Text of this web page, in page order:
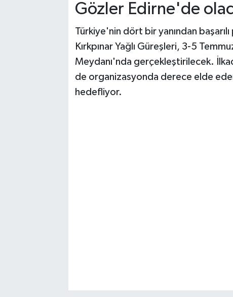
Gözler Edirne'de
Türkiye'nin dört bir yanından
Kırkpınar Yağlı Güreşleri, 3-5
Meydanı'nda gerçekleştirilecek.
de organizasyonda derece elde
hedefliyor.